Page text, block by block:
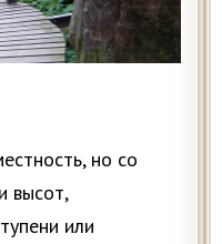
но со
высот,
или